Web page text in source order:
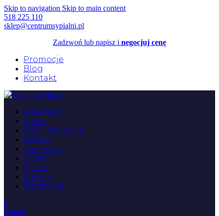
Skip to navigation Skip to main content
518 225 110
sklep@centrumsypialni.pl
Zadzwoń lub napisz i negocjuj cenę
Promocje
Blog
Kontakt
Materace
Łóżka
Sofy i Narożniki
Meble
Akcesoria
Outlet
O nas
Salony
Realizacje
0
0 items